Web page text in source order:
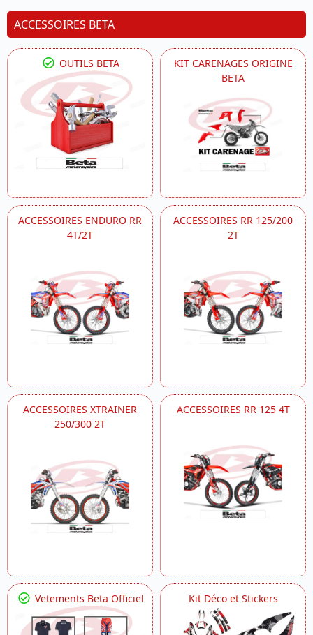
ACCESSOIRES BETA
OUTILS BETA
KIT CARENAGES ORIGINE
BETA
ACCESSOIRES ENDURO RR
4T/2T
ACCESSOIRES RR 125/200
2T
ACCESSOIRES XTRAINER
250/300 2T
ACCESSOIRES RR 125 4T
Vetements Beta Officiel Kit Déco et Stickers